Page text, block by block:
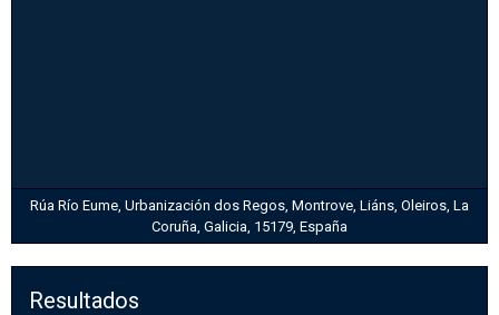
Rúa Río Eume, Urbanización dos Regos, Montrove, Liáns, Oleiros, La
Coruña, Galicia, 15179, España
Resultados